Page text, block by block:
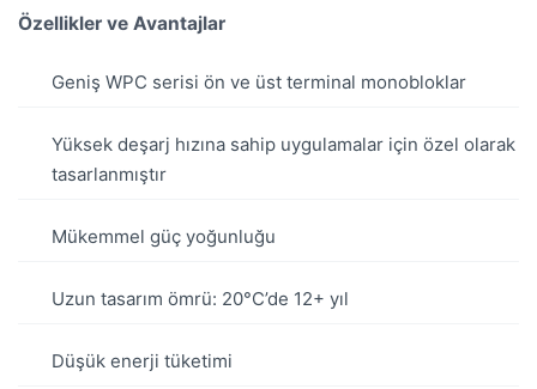
Özellikler ve Avantajlar
Geniş WPC serisi ön ve üst terminal monobloklar
Yüksek deşarj hızına sahip uygulamalar için özel olarak
tasarlanmıştır
Mükemmel güç yoğunluğu
Uzun tasarım ömrü: 20°C’de 12+ yıl
Düşük enerji tüketimi